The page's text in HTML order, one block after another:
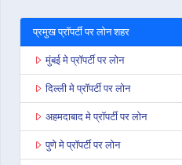
प्रमुख प्रॉपर्टी पर लोन शहर
मुंबई मे प्रॉपर्टी पर लोन
दिल्ली मे प्रॉपर्टी पर लोन
अहमदाबाद मे प्रॉपर्टी पर लोन
पुणे मे प्रॉपर्टी पर लोन